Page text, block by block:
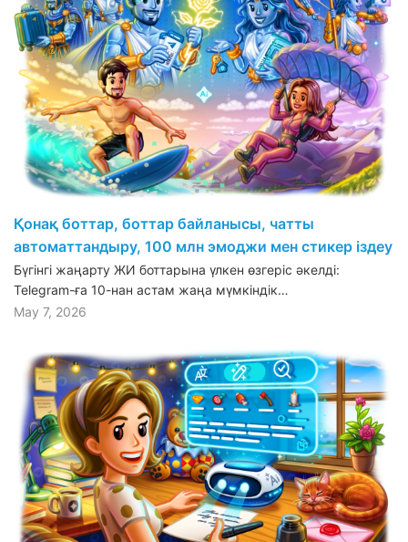
Қонақ боттар, боттар байланысы, чатты
автоматтандыру, 100 млн эмоджи мен стикер іздеу
Бүгінгі жаңарту ЖИ боттарына үлкен өзгеріс әкелді:
Telegram-ға 10-нан астам жаңа мүмкіндік…
May 7, 2026